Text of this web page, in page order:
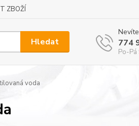
ZBOŽÍ
Hledat 774
Po-
voda